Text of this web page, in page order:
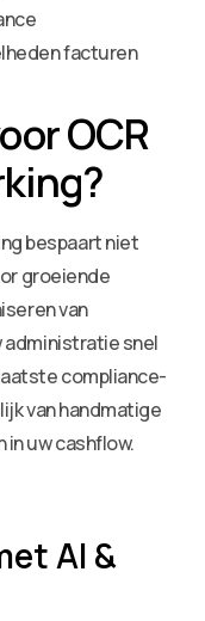
facturen
OCR
bespaart niet
groeiende
van
snel
compliance-
van handmatige
uw cashflow.
AI &